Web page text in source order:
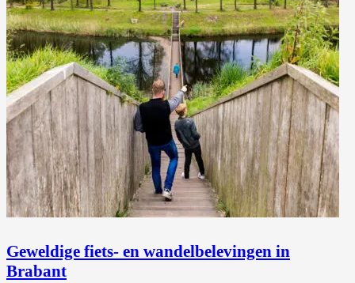
Geweldige fiets- en wandelbelevingen in
Brabant